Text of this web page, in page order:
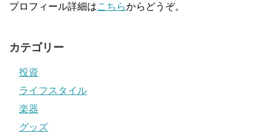
プロフィール詳細はこちらからどうぞ。
カテゴリー
投資
ライフスタイル
楽器
グッズ